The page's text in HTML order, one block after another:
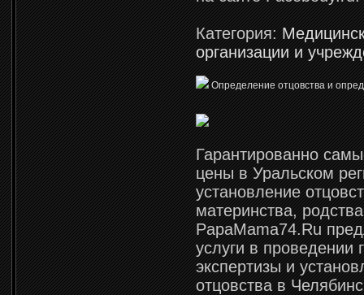
Категория:
организации и
Определение отцовства и
Гарантированно
цены в Уральском
установление
материнства,
PapaMama74.Ru
услуги в проведении
экспертизы и
отцовства в